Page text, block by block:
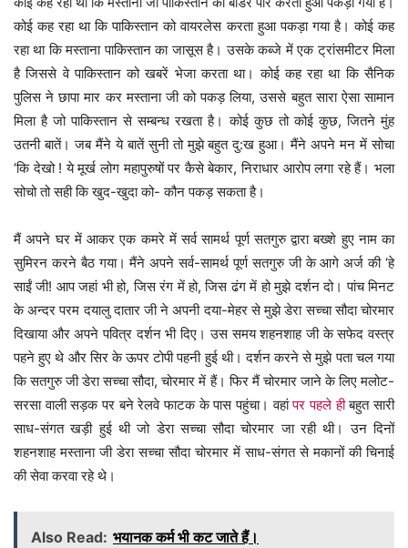
कोई कह रहा था कि पाकिस्तान को वायरलेस करता हुआ पकड़ा गया है। कोई कह
रहा था कि मस्ताना पाकिस्तान का जासूस है। उसके कब्जे में एक ट्रांसमीटर मिला
है जिससे वे पाकिस्तान को खबरें भेजा करता था। कोई कह रहा था कि सैनिक
पुलिस ने छापा मार कर मस्ताना जी को पकड़ लिया, उससे बहुत सारा ऐसा सामान
मिला है जो पाकिस्तान से सम्बन्ध रखता है। कोई कुछ तो कोई कुछ, जितने मुंह
उतनी बातें। जब मैंने ये बातें सुनी तो मुझे बहुत दु:ख हुआ। मैंने अपने मन में सोचा
‘कि देखो ! ये मूर्ख लोग महापुरुषों पर कैसे बेकार, निराधार आरोप लगा रहे हैं। भला
सोचो तो सही कि खुद-खुदा को- कौन पकड़ सकता है।
मैं अपने घर में आकर एक कमरे में सर्व सामर्थ पूर्ण सतगुरु द्वारा बख्शे हुए नाम का
सुमिरन करने बैठ गया। मैंने अपने सर्व-सामर्थ पूर्ण सतगुरु जी के आगे अर्ज की ‘हे
साईं जी! आप जहां भी हो, जिस रंग में हो, जिस ढंग में हो मुझे दर्शन दो। पांच मिनट
के अन्दर परम दयालु दातार जी ने अपनी दया-मेहर से मुझे डेरा सच्चा सौदा चोरमार
दिखाया और अपने पवित्र दर्शन भी दिए। उस समय शहनशाह जी के सफेद वस्त्र
पहने हुए थे और सिर के ऊपर टोपी पहनी हुई थी। दर्शन करने से मुझे पता चल गया
कि सतगुरु जी डेरा सच्चा सौदा, चोरमार में हैं। फिर मैं चोरमार जाने के लिए मलोट-
सरसा वाली सड़क पर बने रेलवे फाटक के पास पहुंचा। वहांपर पहले हीबहुत सारी
साध-संगत खड़ी हुई थी जो डेरा सच्चा सौदा चोरमार जा रही थी। उन दिनों
शहनशाह मस्ताना जी डेरा सच्चा सौदा चोरमार में साध-संगत से मकानों की चिनाई
की सेवा करवा रहे थे।
Also Read: भयानक कर्म भी कट जाते हैं।